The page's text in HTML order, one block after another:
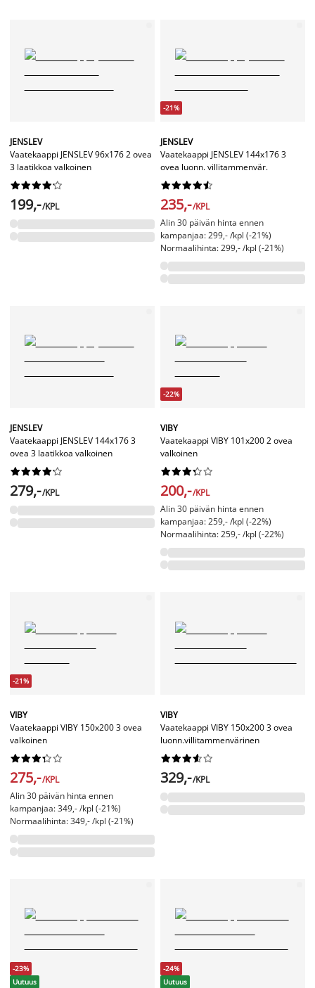
JENSLEV
Vaatekaappi JENSLEV 96x176 2 ovea
3 laatikkoa valkoinen






199,-/KPL
-21%
JENSLEV
Vaatekaappi JENSLEV 144x176 3
ovea luonn. villitammenvär.






235,-/KPL
Alin 30 päivän hinta ennen
kampanjaa: 299,- /kpl (-21%)
Normaalihinta: 299,- /kpl (-21%)
JENSLEV
Vaatekaappi JENSLEV 144x176 3
ovea 3 laatikkoa valkoinen






279,-/KPL
-22%
VIBY
Vaatekaappi VIBY 101x200 2 ovea
valkoinen






200,-/KPL
Alin 30 päivän hinta ennen
kampanjaa: 259,- /kpl (-22%)
Normaalihinta: 259,- /kpl (-22%)
-21%
VIBY
Vaatekaappi VIBY 150x200 3 ovea
valkoinen






275,-/KPL
Alin 30 päivän hinta ennen
kampanjaa: 349,- /kpl (-21%)
Normaalihinta: 349,- /kpl (-21%)
VIBY
Vaatekaappi VIBY 150x200 3 ovea
luonn.villitammenvärinen






329,-/KPL
-23%
Uutuus
-24%
Uutuus